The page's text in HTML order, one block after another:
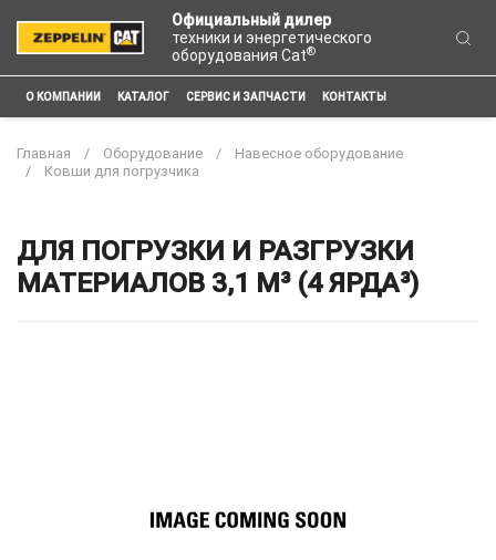
Официальный дилер
техники и энергетического
оборудования Cat®
О КОМПАНИИ КАТАЛОГ СЕРВИС И ЗАПЧАСТИ КОНТАКТЫ
Главная Оборудование
Навесное оборудование
Ковши для погрузчика
ДЛЯ ПОГРУЗКИ И РАЗГРУЗКИ
МАТЕРИАЛОВ 3,1 М³ (4 ЯРДА³)